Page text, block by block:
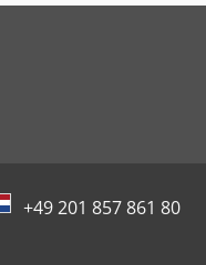
+49 201 857 861 80